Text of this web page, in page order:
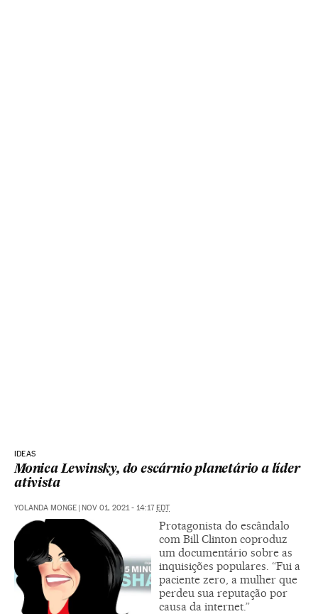
IDEAS
Monica Lewinsky, do escárnio planetário a líder
ativista
YOLANDA MONGE | NOV 01, 2021 - 14:17EDT
Protagonista do escândalo
com Bill Clinton coproduz
um documentário sobre as
inquisições populares. “Fui a
paciente zero, a mulher que
perdeu sua reputação por
causa da internet.”